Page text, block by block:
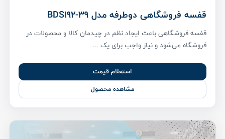
قفسه فروشگاهی دوطرفه مدل BDS192-39
قفسه فروشگاهی باعث ایجاد نظم در چیدمان کالا و محصولات در
فروشگاه می‌شود و نیاز واجب برای یک ...
استعلام قیمت
مشاهده محصول